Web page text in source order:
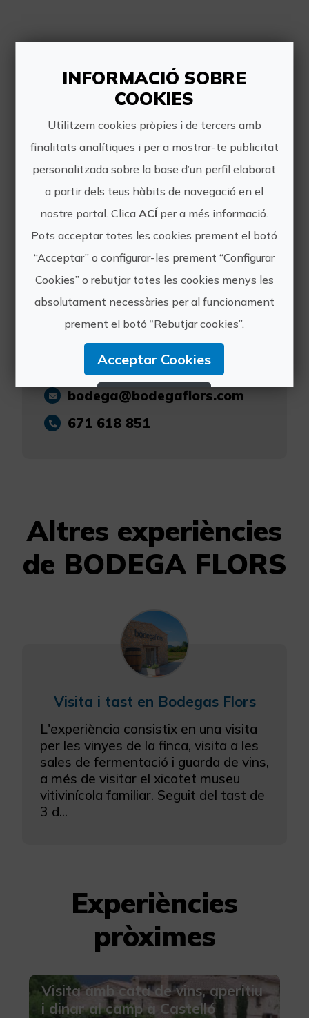
BODEGA FLORS
En un racó on el sol acaricia les
vinyes i el vent murmura secrets a la
vinya, emergix amb força un dels
projectes cellerers més destacats
de la IGP Castelló, Bodega Flors.
https://www.bodegaflors.es/?
v=04c19fa1e772
bodega@bodegaflors.com
671 618 851
Altres experiències
de BODEGA FLORS
Visita i tast en Bodegas Flors
L'experiència consistix en una visita
per les vinyes de la finca, visita a les
sales de fermentació i guarda de vins,
a més de visitar el xicotet museu
vitivinícola familiar. Seguit del tast de
3 d...
Experiències
pròximes
Visita amb cata de vins, aperitiu
i dinar al camp a Castelló
INFORMACIÓ SOBRE
COOKIES
Utilitzem cookies pròpies i de tercers amb
finalitats analítiques i per a mostrar-te publicitat
personalitzada sobre la base d’un perfil elaborat
a partir dels teus hàbits de navegació en el
nostre portal. ClicaACÍ per a més informació.
Pots acceptar totes les cookies prement el botó
“Acceptar” o configurar-les prement “Configurar
Cookies” o rebutjar totes les cookies menys les
absolutament necessàries per al funcionament
prement el botó “Rebutjar cookies”.
Acceptar Cookies
Rebutjar Cookies
Configurar Cookies